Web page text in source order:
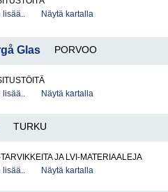
lisää..
Näytä kartalla
Glas PORVOO
lisää..
Näytä kartalla
TURKU
TARVIKKEITA JA LVI-MATERIAALEJA
lisää..
Näytä kartalla